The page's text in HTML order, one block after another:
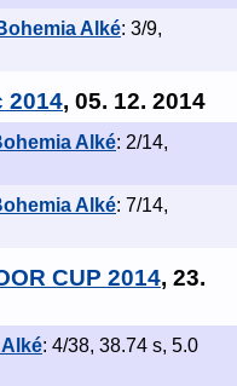
Alké: 3/9,
2014, 05. 12. 2014
Alké: 2/14,
Alké: 7/14,
CUP 2014, 23.
: 4/38, 38.74 s, 5.0